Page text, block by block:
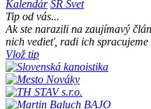
Kalendár SR Svet
Tip od vás...
Ak ste narazili na zaujímavý
nich vedieť, radi ich spracujeme
Vlož tip